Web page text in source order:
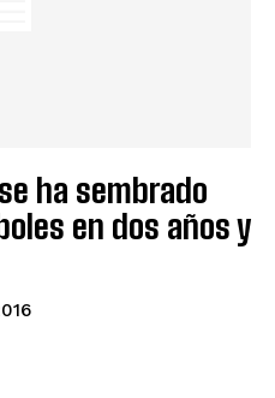
ha sembrado
en dos años y